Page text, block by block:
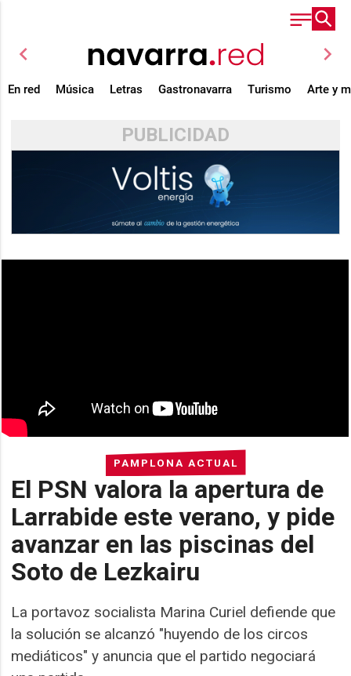
chevron_left chevron_right
En red Música Letras Gastronavarra Turismo Arte y
PUBLICIDAD
PAMPLONA ACTUAL
El PSN valora la apertura de
Larrabide este verano, y pide
avanzar en las piscinas del
Soto de Lezkairu
La portavoz socialista Marina Curiel defiende que
la solución se alcanzó "huyendo de los circos
mediáticos" y anuncia que el partido negociará